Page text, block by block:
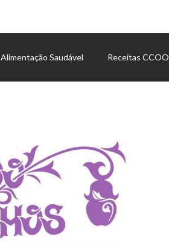
Alimentação Saudável Receitas CCOO